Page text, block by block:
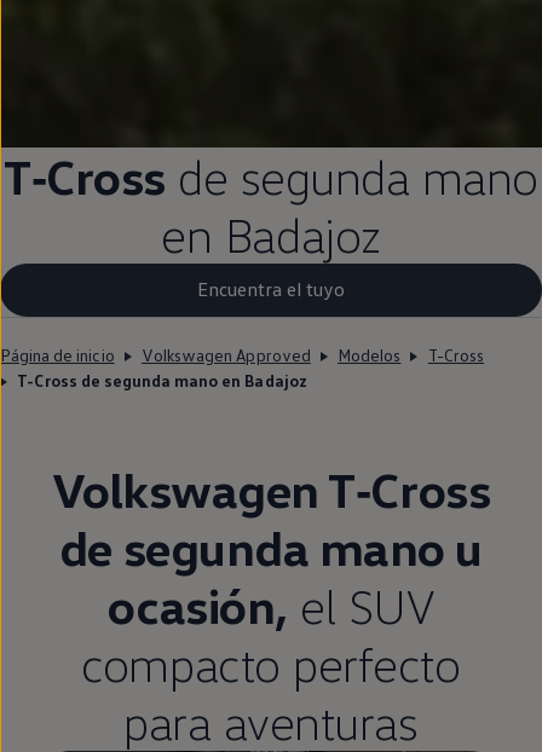
T‑Cross de segunda mano
en Badajoz
Encuentra el tuyo
Página de inicio Volkswagen Approved Modelos
T-Cross
T-Cross de segunda mano en Badajoz
Volkswagen T‑Cross
de segunda mano u
ocasión, el SUV
compacto perfecto
para aventuras